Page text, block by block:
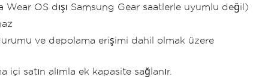
OS dışı Samsung Gear saatlerle uyumlu değil)
ve depolama erişimi dahil olmak üzere
içi satın alımla ek kapasite sağlanır.